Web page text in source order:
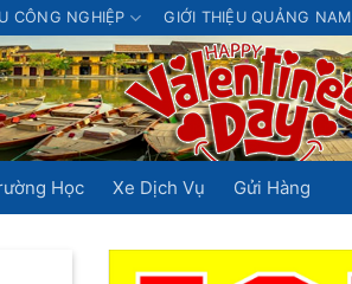
CÔNG NGHIỆP GIỚI THIỆU QUẢNG NAM
Học Xe Dịch Vụ Gửi Hàng